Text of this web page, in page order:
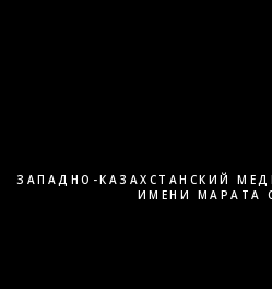
ЗАПАДНО-КАЗАХСТАНСКИЙ
ИМЕНИ МАРАТА